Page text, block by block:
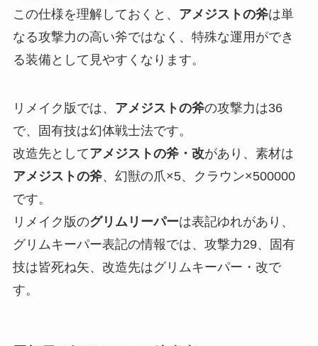
この仕様を理解しておくと、 アメジストの斧は単
なる攻撃力の高い斧ではなく、特殊な運用ができ
る装備として見やすくなります。
リメイク版では、 アメジストの斧の攻撃力は36
で、固有技は幻体戦士法です。
改造先としてアメジストの斧・改があり、素材は
アメジストの斧、幻獣の爪×5、クラウン×500000
です。
リメイク版のグリムリーパーは表記ゆれがあり、
グリムキーパー表記の情報では、攻撃力29、固有
技は皆死ね矢、改造先はグリムキーパー・改で
す。